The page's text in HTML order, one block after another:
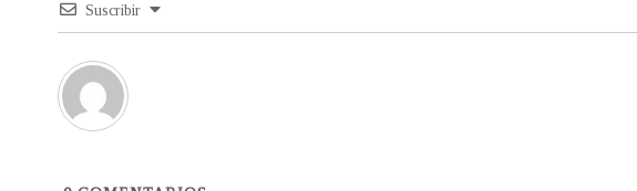
Suscribir